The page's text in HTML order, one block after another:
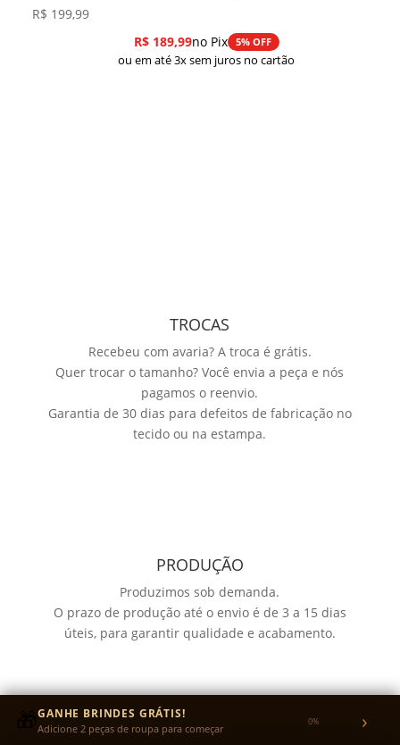
R$ 199,99
R$189,99no Pix 5% OFF
ou em até 3x sem juros no cartão
TROCAS
Recebeu com avaria? A troca é grátis.
Quer trocar o tamanho? Você envia a peça e nós
pagamos o reenvio.
Garantia de 30 dias para defeitos de fabricação no
tecido ou na estampa.
PRODUÇÃO
Produzimos sob demanda.
O prazo de produção até o envio é de 3 a 15 dias
úteis, para garantir qualidade e acabamento.
🎁GANHE BRINDES GRÁTIS!
Adicione 2 peças de roupa para começar 0% ›